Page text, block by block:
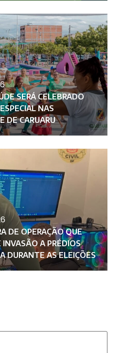
SERÁ CELEBRADO
NAS
DE CARUARU
DE OPERAÇÃO QUE
A PRÉDIOS
DURANTE AS ELEIÇÕES